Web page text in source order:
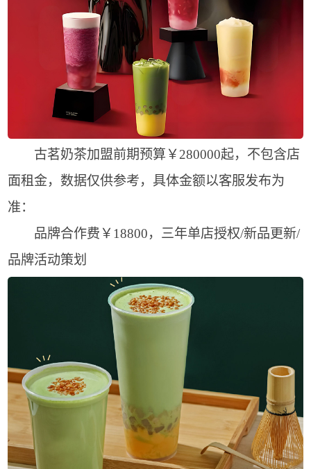
古茗奶茶加盟前期预算￥280000起，不包含店
面租金，数据仅供参考，具体金额以客服发布为
准：
品牌合作费￥18800，三年单店授权/新品更新/
品牌活动策划